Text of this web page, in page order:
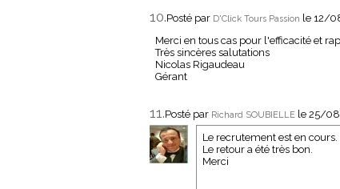
10.Posté par D'Click Tours Passion le 12/
Merci en tous cas pour l'efficacité et
Très sincères salutations
Nicolas Rigaudeau
Gérant
11.Posté par Richard SOUBIELLE le 25/
Le recrutement est en cours.
Le retour a été très bon.
Merci